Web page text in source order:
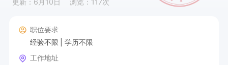
更新：6月10日
浏览：117次
职位要求
经验不限
学历不限
工作地址